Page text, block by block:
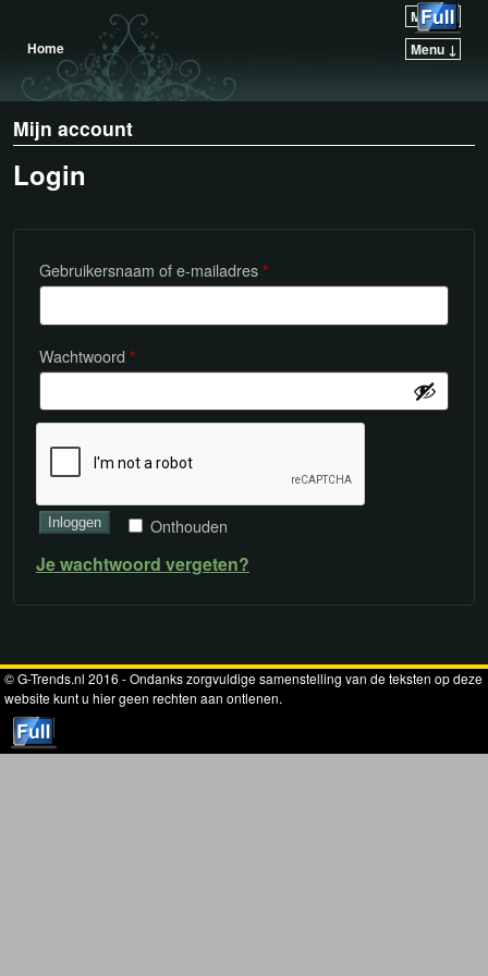
Menu ↓
Home
Menu ↓
Mijn account
Login
Gebruikersnaam of e-mailadres *
Wachtwoord *
Onthouden
Inloggen
Je wachtwoord vergeten?
© G-Trends.nl 2016 - Ondanks zorgvuldige samenstelling van de teksten op deze
website kunt u hier geen rechten aan ontlenen.